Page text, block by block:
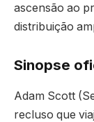
ascensão ao
distribuição
Sinopse
Adam Scott
recluso que